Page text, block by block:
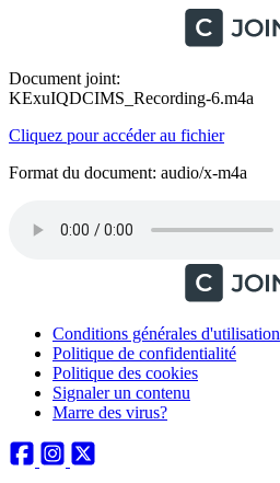
Document joint:
KExuIQDCIMS_Recording-6.m4a
Cliquez pour accéder au fichier
Format du document: audio/x-m4a
Conditions générales d'utilisation
Politique de confidentialité
Politique des cookies
Signaler un contenu
Marre des virus?